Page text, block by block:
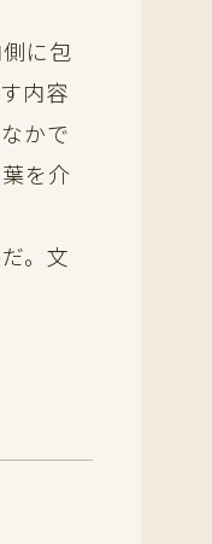
に包
内容
かで
を介
。文